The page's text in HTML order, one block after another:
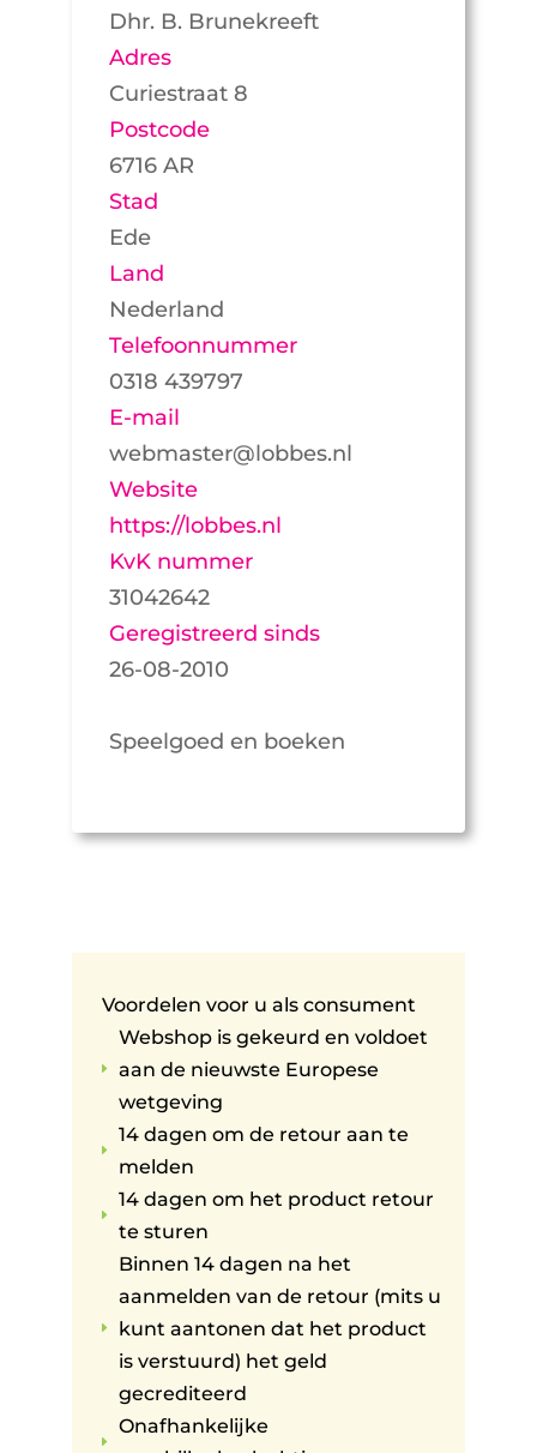
Dhr. B. Brunekreeft
Adres
Curiestraat 8
Postcode
6716 AR
Stad
Ede
Land
Nederland
Telefoonnummer
0318 439797
E-mail
webmaster@lobbes.nl
Website
https://lobbes.nl
KvK nummer
31042642
Geregistreerd sinds
26-08-2010
Speelgoed en boeken
Voordelen voor u als consument
E
Webshop is gekeurd en voldoet
aan de nieuwste Europese
wetgeving
E
14 dagen om de retour aan te
melden
E
14 dagen om het product retour
te sturen
E
Binnen 14 dagen na het
aanmelden van de retour (mits u
kunt aantonen dat het product
is verstuurd) het geld
gecrediteerd
E
Onafhankelijke